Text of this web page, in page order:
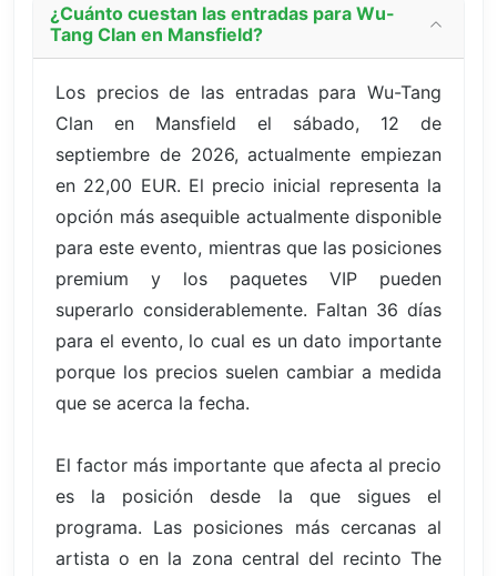
¿Cuánto cuestan las entradas para Wu-
Tang Clan en Mansfield?
Los precios de las entradas para Wu-Tang
Clan en Mansfield el sábado, 12 de
septiembre de 2026, actualmente empiezan
en 22,00 EUR. El precio inicial representa la
opción más asequible actualmente disponible
para este evento, mientras que las posiciones
premium y los paquetes VIP pueden
superarlo considerablemente. Faltan 36 días
para el evento, lo cual es un dato importante
porque los precios suelen cambiar a medida
que se acerca la fecha.
El factor más importante que afecta al precio
es la posición desde la que sigues el
programa. Las posiciones más cercanas al
artista o en la zona central del recinto The